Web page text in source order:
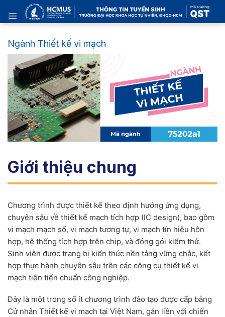
content
Ngành Thiết kế vi mạch
Giới thiệu chung
Chương trình được thiết kế theo định hướng ứng dụng,
chuyên sâu về thiết kế mạch tích hợp (IC design), bao gồm
vi mạch mạch số, vi mạch tương tự, vi mạch tín hiệu hỗn
hợp, hệ thống tích hợp trên chip, và đóng gói kiểm thử.
Sinh viên được trang bị kiến thức nền tảng vững chắc, kết
hợp thực hành chuyên sâu trên các công cụ thiết kế vi
mạch tiên tiến chuẩn công nghiệp.
Đây là một trong số ít chương trình đào tạo được cấp bằng
Cử nhân Thiết kế vi mạch tại Việt Nam, gắn liền với chiến